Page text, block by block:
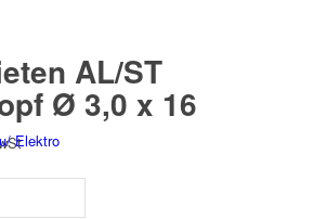
Elektro
AL/ST
Ø 3,0 x 16